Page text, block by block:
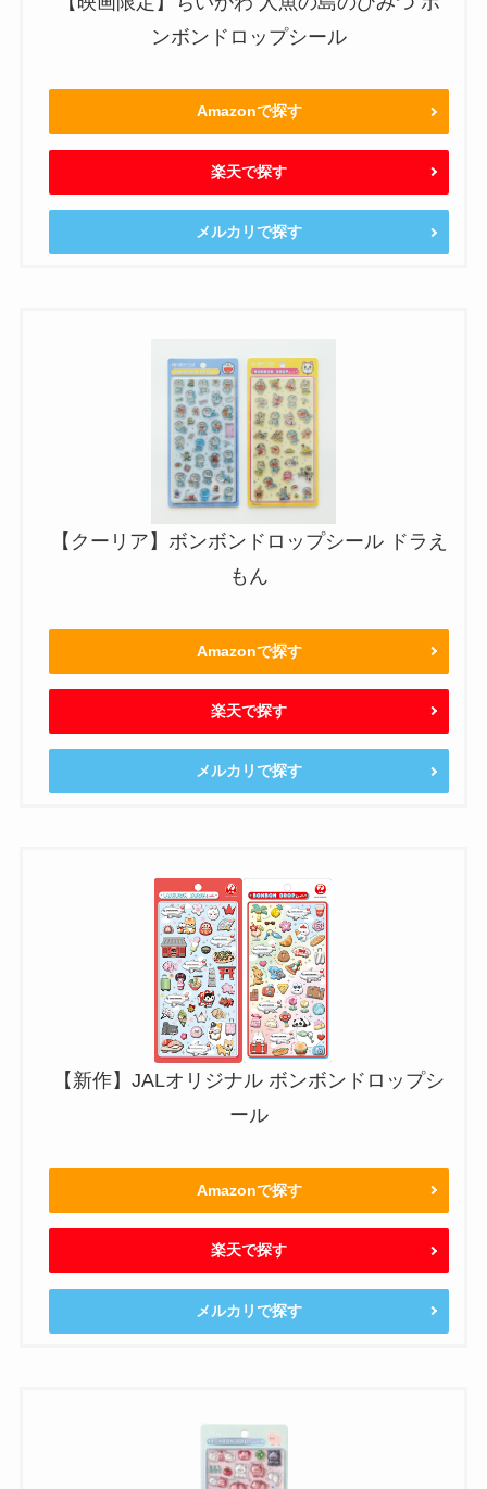
ンボンドロップシール
Amazonで探す
楽天で探す
メルカリで探す
【クーリア】ボンボンドロップシール ドラえ
もん
Amazonで探す
楽天で探す
メルカリで探す
【新作】JALオリジナル ボンボンドロップシ
ール
Amazonで探す
楽天で探す
メルカリで探す